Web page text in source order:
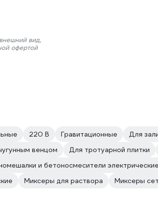
вид,
офертой
220 В Гравитационные Для
венцом Для тротуарной плитки
и бетоносмесители
Миксеры для раствора Миксеры